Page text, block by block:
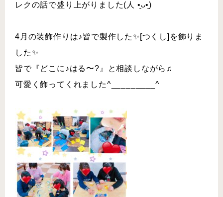
レクの話で盛り上がりました(人 •͈ᴗ•͈)
4月の装飾作りは♪皆で製作した✨[つくし]を飾りま
した✨
皆で『どこに♪はる〜?』と相談しながら♫
可愛く飾ってくれました^_________^